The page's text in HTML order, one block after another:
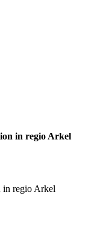
in regio Arkel
in regio Arkel